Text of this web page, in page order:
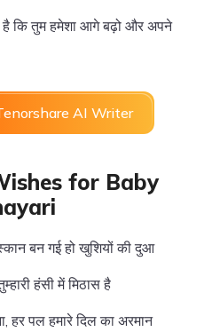
है कि तुम हमेशा आगे बढ़ो और अपने
AI Writer
for Baby
बन गई हो खुशियों की दुआ
हंसी में मिठास है
हर पल हमारे दिल का अरमान